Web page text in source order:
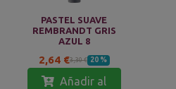
PASTEL SUAVE
REMBRANDT GRIS
AZUL 8
2,64 €3,30 € 20 %
Añadir al